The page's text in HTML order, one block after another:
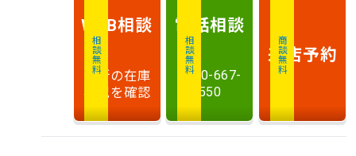
相談無料
WEB相談
最新の在庫
状況を確認
相談無料
電話相談
0120-667-
550
商談無料
来店予約